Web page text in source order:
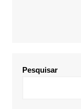
Pesquisar